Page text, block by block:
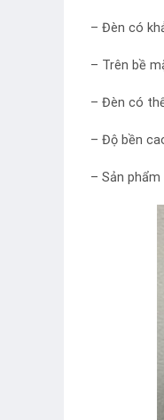
– Đèn có
– Trên bề
– Đèn có
– Độ bền
– Sản